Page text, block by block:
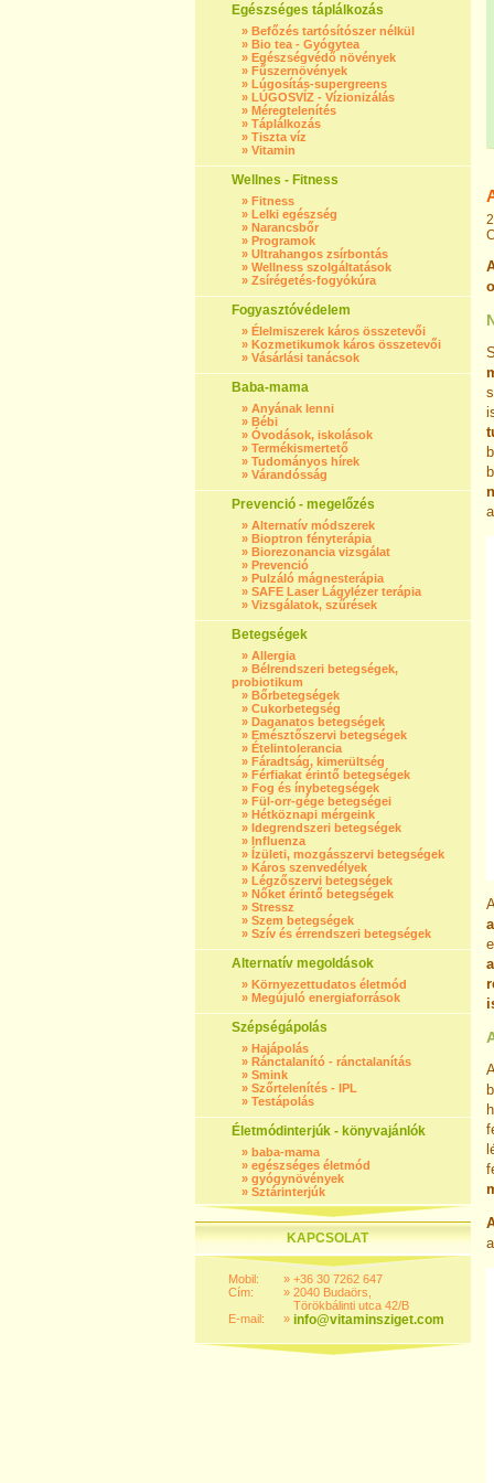
Egészséges táplálkozás
» Befőzés tartósítószer nélkül
» Bio tea - Gyógytea
» Egészségvédő növények
» Fűszernövények
» Lúgosítás-supergreens
» LÚGOSVÍZ - Vízionizálás
» Méregtelenítés
» Táplálkozás
» Tiszta víz
» Vitamin
Wellnes - Fitness
» Fitness
» Lelki egészség
» Narancsbőr
» Programok
» Ultrahangos zsírbontás
» Wellness szolgáltatások
» Zsírégetés-fogyókúra
Fogyasztóvédelem
» Élelmiszerek káros összetevői
» Kozmetikumok káros összetevői
» Vásárlási tanácsok
Baba-mama
» Anyának lenni
» Bébi
» Óvodások, iskolások
» Termékismertető
» Tudományos hírek
» Várandósság
Prevenció - megelőzés
» Alternatív módszerek
» Bioptron fényterápia
» Biorezonancia vizsgálat
» Prevenció
» Pulzáló mágnesterápia
» SAFE Laser Lágylézer terápia
» Vizsgálatok, szűrések
Betegségek
» Allergia
» Bélrendszeri betegségek,
probiotikum
» Bőrbetegségek
» Cukorbetegség
» Daganatos betegségek
» Emésztőszervi betegségek
» Ételintolerancia
» Fáradtság, kimerültség
» Férfiakat érintő betegségek
» Fog és ínybetegségek
» Fül-orr-gége betegségei
» Hétköznapi mérgeink
» Idegrendszeri betegségek
» Influenza
» Ízületi, mozgásszervi betegségek
» Káros szenvedélyek
» Légzőszervi betegségek
» Nőket érintő betegségek
» Stressz
» Szem betegségek
» Szív és érrendszeri betegségek
Alternatív megoldások
» Környezettudatos életmód
» Megújuló energiaforrások
Szépségápolás
» Hajápolás
» Ránctalanító - ránctalanítás
» Smink
» Szőrtelenítés - IPL
» Testápolás
Életmódinterjúk - könyvajánlók
» baba-mama
» egészséges életmód
» gyógynövények
» Sztárinterjúk
KAPCSOLAT
Mobil:
Cím:
E-mail:
»
»
»
+36 30 7262 647
2040 Budaörs,
Törökbálinti utca 42/B
info@vitaminsziget.com